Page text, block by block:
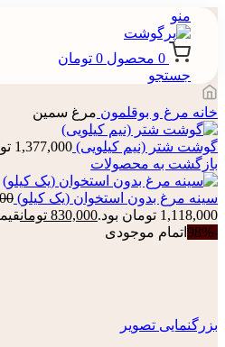
منو
0 محصول 0 تومان
جستجو
خانه مرغ و بوقلمون مرغ سمین
گوشت شتر (نیم کیلویی) 1,377,000
بازگشت به محصولات
سینه مرغ بدون استخوان (یک کیلو)
1,118,000 تومان بود.
830,000 تومانقیمت
-98%
اتمام موجودی
بزرگنمایی تصویر